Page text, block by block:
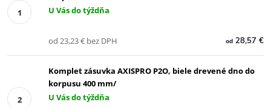
U Vás do týždňa
od28,57 €
od 23,23 € bez DPH
Komplet zásuvka AXISPRO P2O, biele drevené dno do
korpusu 400 mm/
U Vás do týždňa